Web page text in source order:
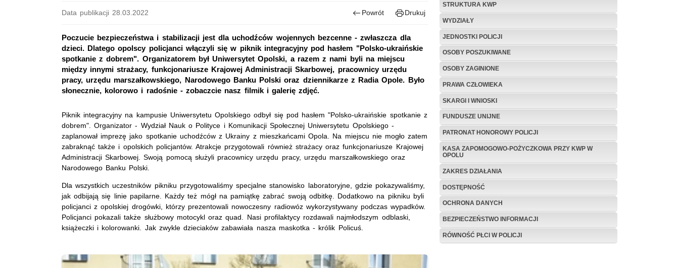
Data publikacji 28.03.2022 Powrót Drukuj
Poczucie bezpieczeństwa i stabilizacji jest dla uchodźców wojennych bezcenne - zwłaszcza dla
dzieci. Dlatego opolscy policjanci włączyli się w piknik integracyjny pod hasłem "Polsko-ukraińskie
spotkanie z dobrem". Organizatorem był Uniwersytet Opolski, a razem z nami byli na miejscu
między innymi strażacy, funkcjonariusze Krajowej Administracji Skarbowej, pracownicy urzędu
pracy, urzędu marszałkowskiego, Narodowego Banku Polski oraz dziennikarze z Radia Opole. Było
słonecznie, kolorowo i radośnie - zobaczcie nasz filmik i galerię zdjęć.
Piknik integracyjny na kampusie Uniwersytetu Opolskiego odbył się pod hasłem "Polsko-ukraińskie spotkanie z
dobrem". Organizator - Wydział Nauk o Polityce i Komunikacji Społecznej Uniwersytetu Opolskiego -
zaplanował imprezę jako spotkanie uchodźców z Ukrainy z mieszkańcami Opola. Na miejscu nie mogło zatem
zabraknąć także i opolskich policjantów. Atrakcje przygotowali również strażacy oraz funkcjonariusze Krajowej
Administracji Skarbowej. Swoją pomocą służyli pracownicy urzędu pracy, urzędu marszałkowskiego oraz
Narodowego Banku Polski.
Dla wszystkich uczestników pikniku przygotowaliśmy specjalne stanowisko laboratoryjne, gdzie pokazywaliśmy,
jak odbijają się linie papilarne. Każdy też mógł na pamiątkę zabrać swoją odbitkę. Dodatkowo na pikniku byli
policjanci z opolskiej drogówki, którzy prezentowali nowoczesny radiowóz wykorzystywany podczas wypadków.
Policjanci pokazali także służbowy motocykl oraz quad. Nasi profilaktycy rozdawali najmłodszym odblaski,
książeczki i kolorowanki. Jak zwykle dzieciaków zabawiała nasza maskotka - królik Policuś.
STRUKTURA KWP
WYDZIAŁY
JEDNOSTKI POLICJI
OSOBY POSZUKIWANE
OSOBY ZAGINIONE
PRAWA CZŁOWIEKA
SKARGI I WNIOSKI
FUNDUSZE UNIJNE
PATRONAT HONOROWY POLICJI
KASA ZAPOMOGOWO-POŻYCZKOWA PRZY KWP W
OPOLU
ZAKRES DZIAŁANIA
DOSTĘPNOŚĆ
OCHRONA DANYCH
BEZPIECZEŃSTWO INFORMACJI
RÓWNOŚĆ PŁCI W POLICJI